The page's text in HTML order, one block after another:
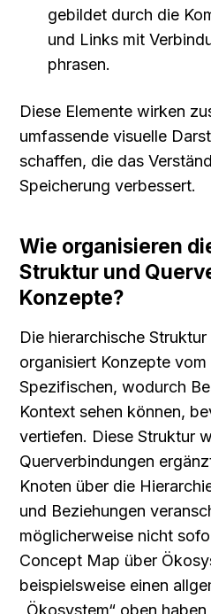
gebildet durch die
und Links mit
phrasen.
Diese Elemente wirken
umfassende visuelle
schaffen, die das
Speicherung verbessert.
Wie organisieren
Struktur und
Konzepte?
Die hierarchische
organisiert Konzepte
Spezifischen, wodurch
Kontext sehen können,
vertiefen. Diese Struktur
Querverbindungen
Knoten über die
und Beziehungen
möglicherweise nicht
Concept Map über
beispielsweise einen
„Ökosystem“ oben